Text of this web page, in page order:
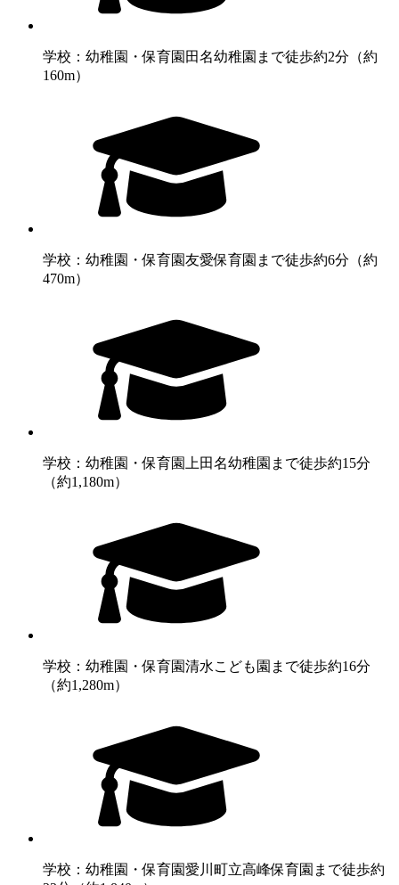
学校：幼稚園・保育園 田名幼稚園まで徒歩約2分（約
160m）
学校：幼稚園・保育園友愛保育園まで徒歩約6分（約
470m）
学校：幼稚園・保育園
上田名幼稚園まで徒歩約15分
（約1,180m）
学校：幼稚園・保育園清水こども園まで徒歩約16分
（約1,280m）
学校：幼稚園・保育園愛川町立高峰保育園まで徒歩約